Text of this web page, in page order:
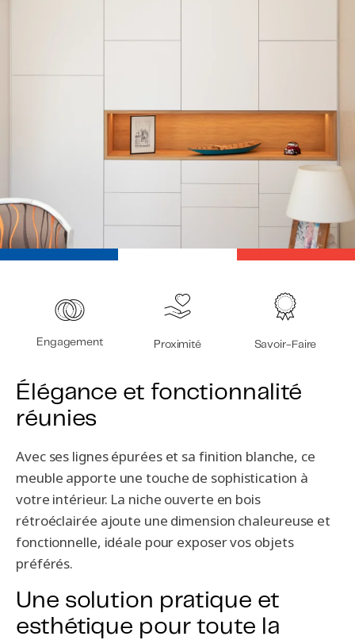
Engagement Proximité Savoir-Faire
Élégance et fonctionnalité
réunies
Avec ses lignes épurées et sa finition blanche, ce
meuble apporte une touche de sophistication à
votre intérieur. La niche ouverte en bois
rétroéclairée ajoute une dimension chaleureuse et
fonctionnelle, idéale pour exposer vos objets
préférés.
Une solution pratique et
esthétique pour toute la